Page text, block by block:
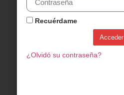
carrito
¡Oferta!
Recuérdame
Acceder
¿Olvidó su contraseña?